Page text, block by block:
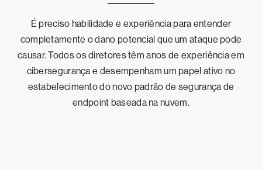
É preciso habilidade e experiência para entender
completamente o dano potencial que um ataque pode
causar. Todos os diretores têm anos de experiência em
cibersegurança e desempenham um papel ativo no
estabelecimento do novo padrão de segurança de
endpoint baseada na nuvem.